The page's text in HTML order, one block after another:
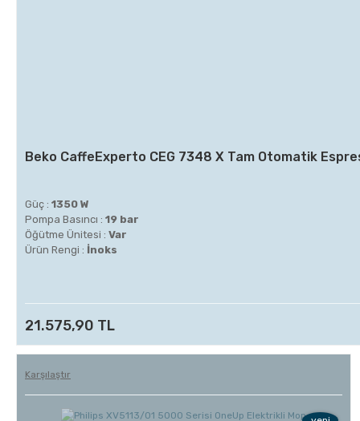
Beko CaffeExperto CEG 7348 X Tam Otomatik
Güç : 1350 W
Pompa Basıncı : 19 bar
Öğütme Ünitesi : Var
Ürün Rengi : İnoks
21.575,90 TL
Karşılaştır